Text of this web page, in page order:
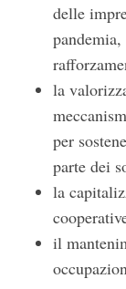
delle
la
per
parte dei
la
il